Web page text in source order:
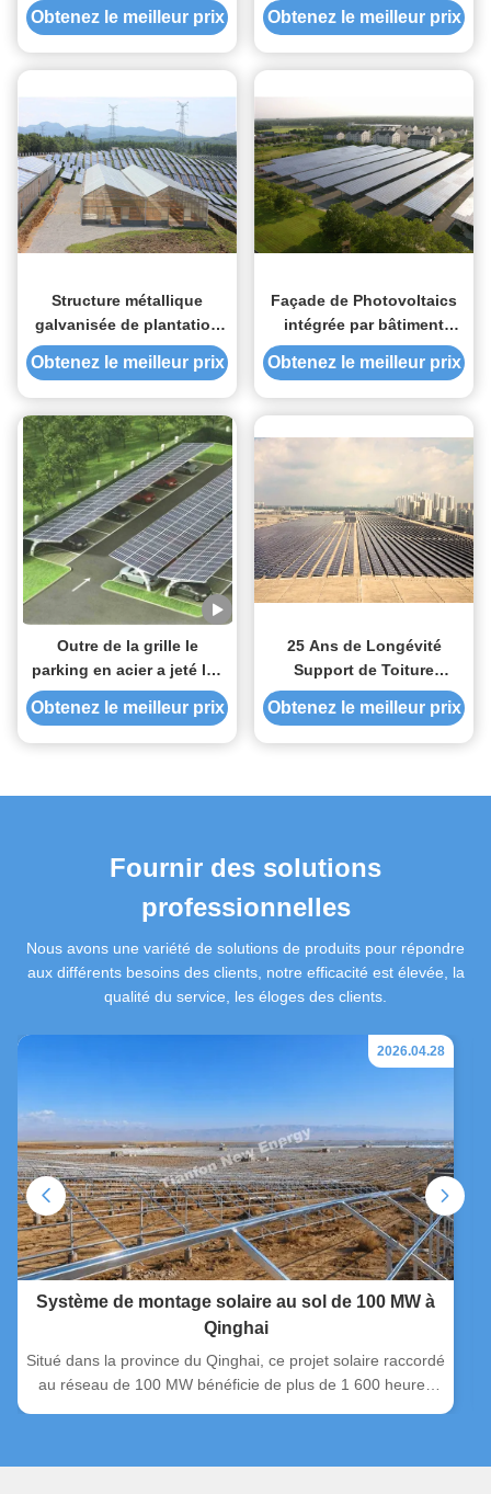
système énergétique
encadré d'énergie solaire
Obtenez le meilleur prix
commerciaux de support
lestée pour la structure de
montage photovoltaïque
Obtenez le meilleur prix
Structure métallique
galvanisée de plantation
économique à haute
densité d'immersion
chaude de système solaire
de serre chaude
Obtenez le meilleur prix
Façade de Photovoltaics
intégrée par bâtiment
commercial solaire
commercial architectural
de parkings
Obtenez le meilleur prix
Outre de la grille le
parking en acier a jeté les
systèmes à énergie solaire
de support de panneau
Obtenez le meilleur prix
25 Ans de Longévité
Support de Toiture
Photovoltaïque Conçu
pour Application sur Toit
Cadre de Support de
Obtenez le meilleur prix
Fournir des solutions
professionnelles
Nous avons une variété de solutions de produits pour répondre
aux différents besoins des clients, notre efficacité est élevée, la
qualité du service, les éloges des clients.
2026.04.28
Système de montage solaire au sol de 100 MW à
Qinghai
Situé dans la province du Qinghai, ce projet solaire raccordé
au réseau de 100 MW bénéficie de plus de 1 600 heures